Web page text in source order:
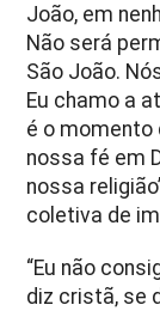
João, em
Não será
São João.
Eu chamo a
é o momento
nossa fé em
nossa
coletiva de
“Eu não
diz cristã, se